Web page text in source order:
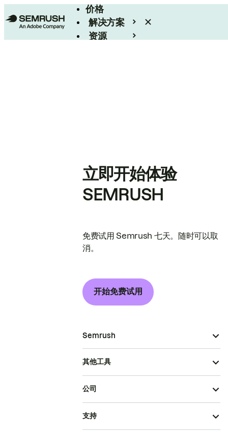
价格
解决方案
资源
立即开始体验
SEMRUSH
免费试用 Semrush 七天。随时可以取
消。
开始免费试用
Semrush
其他工具
公司
支持